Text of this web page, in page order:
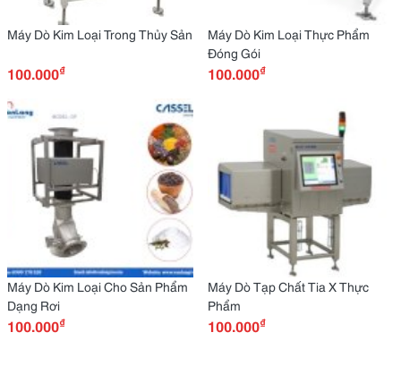
Máy Dò Kim Loại Trong Thủy Sản
100.000₫
Máy Dò Kim Loại Thực Phẩm
Đóng Gói
100.000₫
Máy Dò Kim Loại Cho Sản Phẩm
Dạng Rơi
100.000₫
Máy Dò Tạp Chất Tia X Thực
Phẩm
100.000₫